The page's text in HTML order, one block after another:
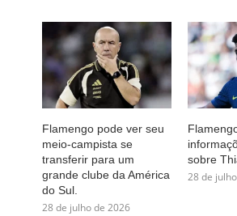
Flamengo pode ver seu
meio-campista se
transferir para um
grande clube da América
do Sul.
28 de julho de 2026
sobre
28 de